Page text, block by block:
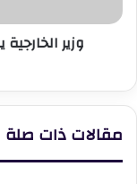
المال
الياباني
وزير
مقالات ذات صلة